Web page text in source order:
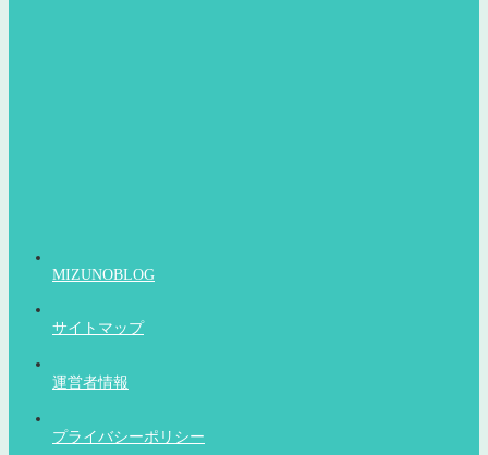
MIZUNOBLOG
サイトマップ
運営者情報
プライバシーポリシー